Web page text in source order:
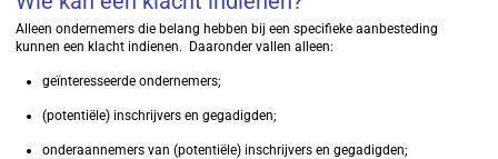
Alleen ondernemers die belang hebben bij een specifieke aanbesteding
kunnen een klacht indienen. Daaronder vallen alleen:
geïnteresseerde ondernemers;
(potentiële) inschrijvers en gegadigden;
onderaannemers van (potentiële) inschrijvers en gegadigden;